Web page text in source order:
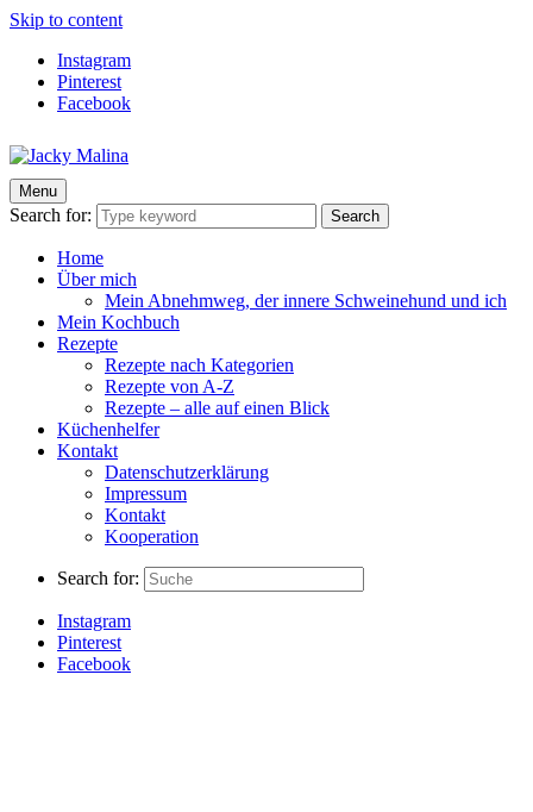
Skip to content
Instagram
Pinterest
Facebook
Jacky Malina
Der Food Blog mit einfachen und schnellen Rezepten
Menu
Search for: Search
Home
Über mich
Mein Abnehmweg, der innere Schweinehund und ich
Mein Kochbuch
Rezepte
Rezepte nach Kategorien
Rezepte von A-Z
Rezepte – alle auf einen Blick
Küchenhelfer
Kontakt
Datenschutzerklärung
Impressum
Kontakt
Kooperation
Search for:
Instagram
Pinterest
Facebook